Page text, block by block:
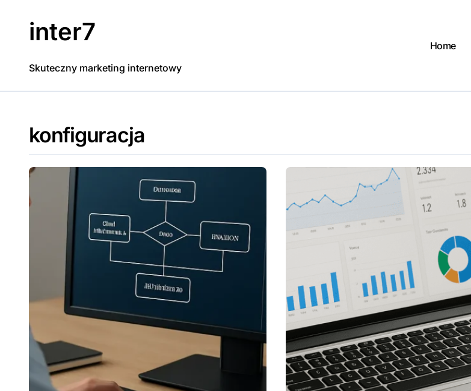
inter7
Skuteczny marketing internetowy
Home
konfiguracja